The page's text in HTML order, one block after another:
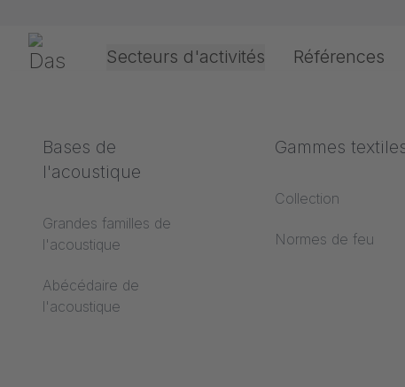
Gerriets Secteurs d'activités
Théâtre & Culture
Événement &
Références
Définition des termes
revêtement de sol
projection
Données
Types
Finitions des PVC de
Bases de
l'acoustique
Grandes familles de
l'acoustique
Abécédaire de
l'acoustique
Gammes
Collection
Normes de feu
Mot de